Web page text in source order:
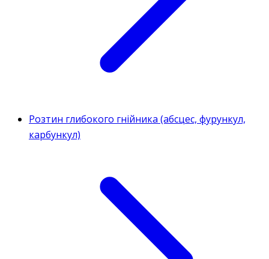
Розтин глибокого гнійника (абсцес, фурункул,
карбункул)